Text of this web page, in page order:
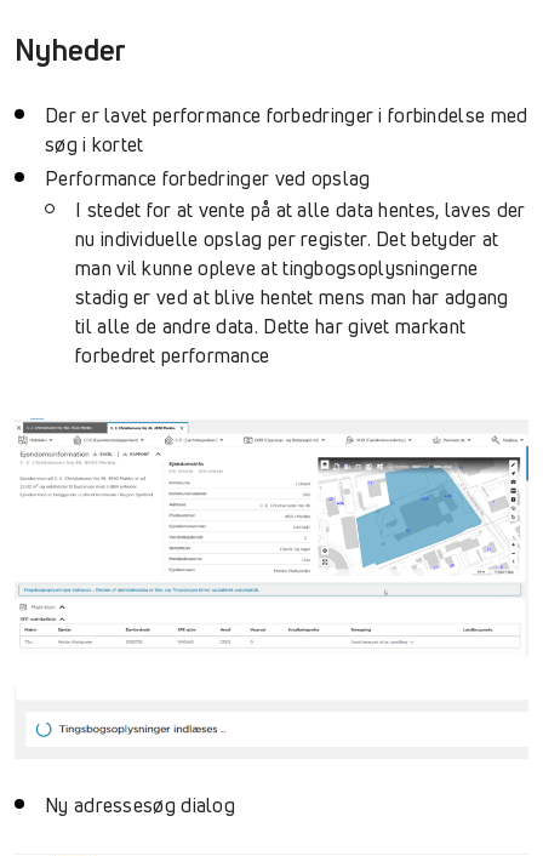
Nyheder
Der er lavet performance forbedringer i forbindelse med
søg i kortet
Performance forbedringer ved opslag
I stedet for at vente på at alle data hentes, laves der
nu individuelle opslag per register. Det betyder at
man vil kunne opleve at tingbogsoplysningerne
stadig er ved at blive hentet mens man har adgang
til alle de andre data. Dette har givet markant
forbedret performance
Ny adressesøg dialog